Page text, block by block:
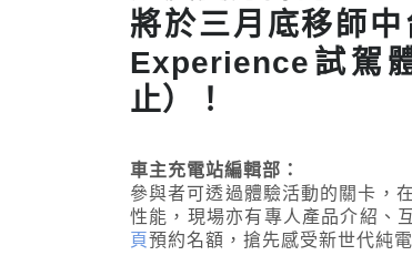
將於三月底移師
Experience試駕
止）！
車主充電站編輯部：
參與者可透過體驗活動的關卡，
性能，現場亦有專人產品介紹、
頁預約名額，搶先感受新世代純電